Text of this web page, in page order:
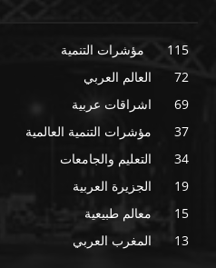
مؤشرات التنمية
115
العالم العربي
72
اشراقات عربية
69
مؤشرات التنمية العالمية
37
التعليم والجامعات
34
الجزيرة العربية
19
معالم طبيعية
15
المغرب العربي
13